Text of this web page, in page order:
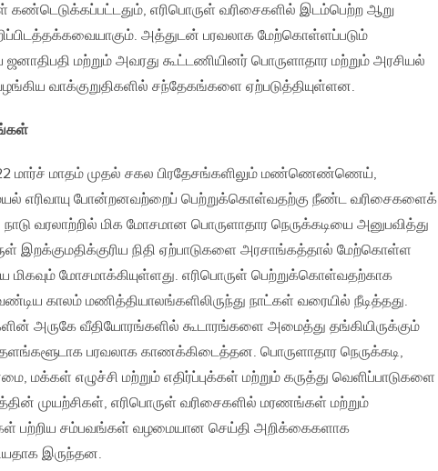
கண்டெடுக்கப்பட்டதும், எரிபொருள் வரிசைகளில் இடம்பெற்ற ஆறு
அத்துடன் பரவலாக மேற்கொள்ளப்படும்
ஜனாதிபதி மற்றும் அவரது கூட்டணியினர் பொருளாதார மற்றும் அரசியல்
வாக்குறுதிகளில் சந்தேகங்களை ஏற்படுத்தியுள்ளன.
மார்ச் மாதம் முதல் சகல பிரதேசங்களிலும் மண்ணெண்ணெய்,
எரிவாயு போன்றனவற்றைப் பெற்றுக்கொள்வதற்கு நீண்ட வரிசைகளைக்
வரலாற்றில் மிக மோசமான பொருளாதார நெருக்கடியை அனுபவித்து
இறக்குமதிக்குரிய நிதி ஏற்பாடுகளை அரசாங்கத்தால் மேற்கொள்ள
மோசமாக்கியுள்ளது. எரிபொருள் பெற்றுக்கொள்வதற்காக
காலம் மணித்தியாலங்களிலிருந்து நாட்கள் வரையில் நீடித்தது.
அருகே வீதியோரங்களில் கூடாரங்களை அமைத்து தங்கியிருக்கும்
பரவலாக காணக்கிடைத்தன. பொருளாதார நெருக்கடி,
மக்கள் எழுச்சி மற்றும் எதிர்ப்புக்கள் மற்றும் கருத்து வெளிப்பாடுகளை
முயற்சிகள், எரிபொருள் வரிசைகளில் மரணங்கள் மற்றும்
பற்றிய சம்பவங்கள் வழமையான செய்தி அறிக்கைகளாக
இருந்தன.